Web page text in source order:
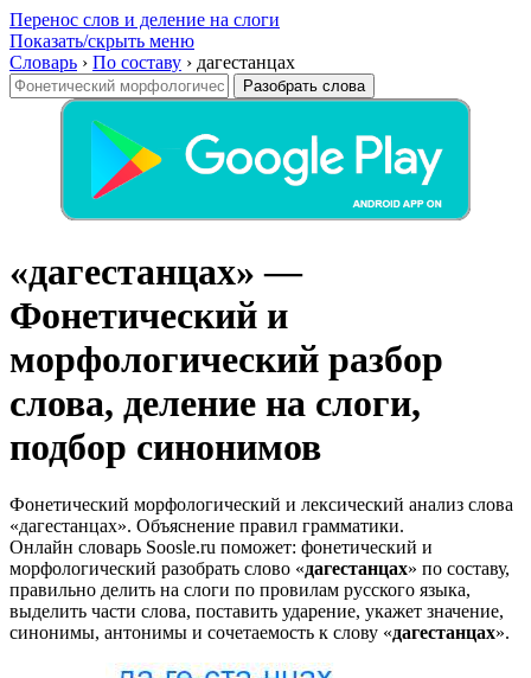
Перенос слов и деление на слоги
Показать/скрыть меню
Словарь › По составу › дагестанцах
Разобрать слова
«дагестанцах» —
Фонетический и
морфологический разбор
слова, деление на слоги,
подбор синонимов
Фонетический морфологический и лексический анализ слова
«дагестанцах». Объяснение правил грамматики.
Онлайн словарь Soosle.ru поможет: фонетический и
морфологический разобрать слово «дагестанцах» по составу,
правильно делить на слоги по провилам русского языка,
выделить части слова, поставить ударение, укажет значение,
синонимы, антонимы и сочетаемость к слову «дагестанцах».